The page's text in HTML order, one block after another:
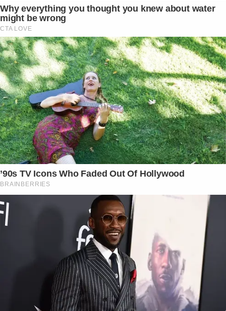
Why everything you thought you knew about water
might be wrong
CTA LOVE
’90s TV Icons Who Faded Out Of Hollywood
BRAINBERRIES